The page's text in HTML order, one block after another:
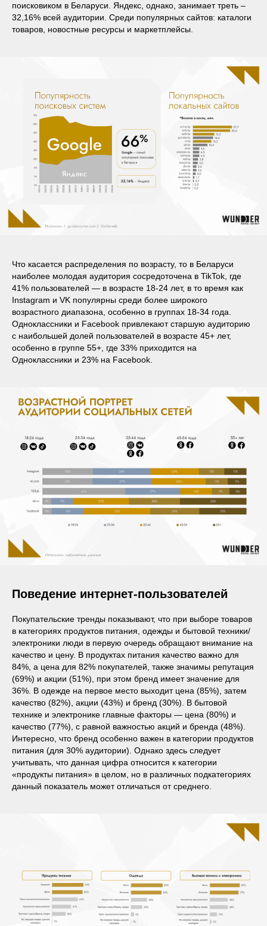
поисковиком в Беларуси. Яндекс, однако, занимает треть –
32,16% всей аудитории. Среди популярных сайтов: каталоги
товаров, новостные ресурсы и маркетплейсы.
Что касается распределения по возрасту, то в Беларуси
наиболее молодая аудитория сосредоточена в TikTok, где
41% пользователей — в возрасте 18-24 лет, в то время как
Instagram и VK популярны среди более широкого
возрастного диапазона, особенно в группах 18-34 года.
Одноклассники и Facebook привлекают старшую аудиторию
с наибольшей долей пользователей в возрасте 45+ лет,
особенно в группе 55+, где 33% приходится на
Одноклассники и 23% на Facebook.
Поведение интернет-пользователей
Покупательские тренды показывают, что при выборе товаров
в категориях продуктов питания, одежды и бытовой техники/
электроники люди в первую очередь обращают внимание на
качество и цену. В продуктах питания качество важно для
84%, а цена для 82% покупателей, также значимы репутация
(69%) и акции (51%), при этом бренд имеет значение для
36%. В одежде на первое место выходит цена (85%), затем
качество (82%), акции (43%) и бренд (30%). В бытовой
технике и электронике главные факторы — цена (80%) и
качество (77%), с равной важностью акций и бренда (48%).
Интересно, что бренд особенно важен в категории продуктов
питания (для 30% аудитории). Однако здесь следует
учитывать, что данная цифра относится к категории
«продукты питания» в целом, но в различных подкатегориях
данный показатель может отличаться от среднего.